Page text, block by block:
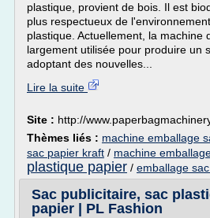
plastique, provient de bois. Il est
plus respectueux de
plastique. Actuellement, la machine
largement utilisée pour produire un
adoptant des nouvelles...
Lire la suite
Site : http://
Thèmes liés : machine emballage
sac papier kraft / machine
plastique papier / emballage
Sac publicitaire, sac
papier | PL Fashion